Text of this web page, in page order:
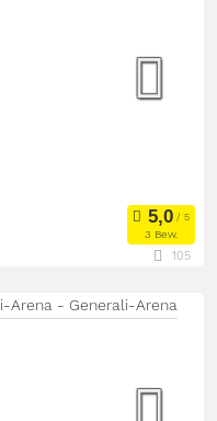
3 Bew.
Tagungsstätte
105